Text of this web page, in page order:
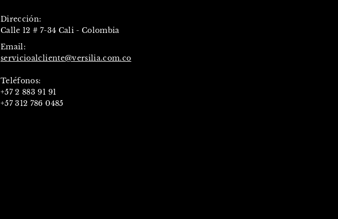
Dirección:
Calle 12 # 7-34 Cali - Colombia
Email:
servicioalcliente@versilia.com.co
Teléfonos:
+57 2 883 91 91
+57 312 786 0485